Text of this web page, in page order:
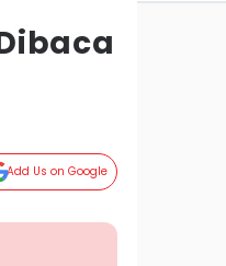
Add Us on Google